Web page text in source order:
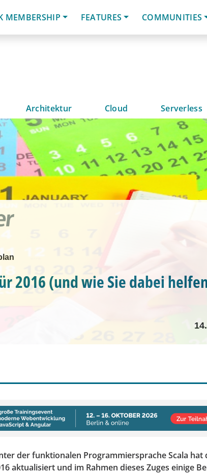
MEMBERSHIP FEATURES COMMUNITIES
Architektur Cloud Serverless
2016 (und wie Sie dabei
der funktionalen Programmiersprache Scala hat
aktualisiert und im Rahmen dieses Zuges einige